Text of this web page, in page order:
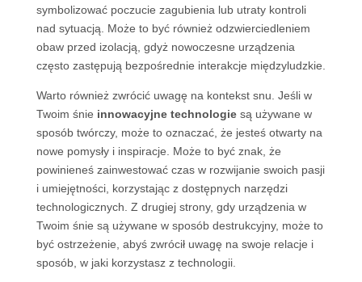
symbolizować poczucie zagubienia lub utraty kontroli
nad sytuacją. Może to być również odzwierciedleniem
obaw przed izolacją, gdyż nowoczesne urządzenia
często zastępują bezpośrednie interakcje międzyludzkie.
Warto również zwrócić uwagę na kontekst snu. Jeśli w
Twoim śnie innowacyjne technologiesą używane w
sposób twórczy, może to oznaczać, że jesteś otwarty na
nowe pomysły i inspiracje. Może to być znak, że
powinieneś zainwestować czas w rozwijanie swoich pasji
i umiejętności, korzystając z dostępnych narzędzi
technologicznych. Z drugiej strony, gdy urządzenia w
Twoim śnie są używane w sposób destrukcyjny, może to
być ostrzeżenie, abyś zwrócił uwagę na swoje relacje i
sposób, w jaki korzystasz z technologii.